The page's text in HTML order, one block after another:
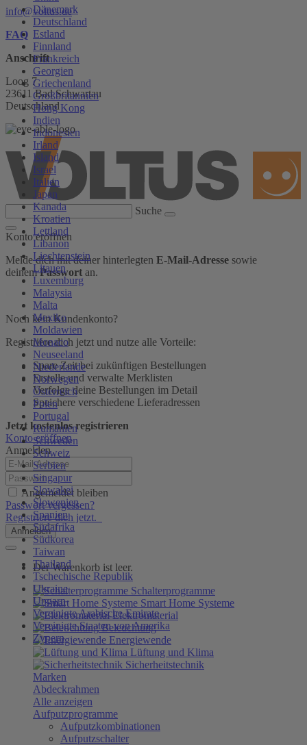
Dänemark
Deutschland
Estland
Finnland
Frankreich
Georgien
Griechenland
Großbritannien
Hong Kong
Indien
Indonesien
Irland
Island
Israel
Italien
Japan
Kanada
Kroatien
Lettland
Libanon
Liechtenstein
Litauen
Luxemburg
Malaysia
Malta
Mexiko
Moldawien
Monaco
Neuseeland
Niederlande
Norwegen
Österreich
Polen
Portugal
Rumänien
Schweden
Schweiz
Serbien
Singapur
Slowakei
Slowenien
Spanien
Südafrika
Südkorea
Taiwan
Thailand
Tschechische Republik
Ukraine
Ungarn
Vereinigte Arabische Emirate
Vereinigte Staaten von Amerika
Zypern
info@voltus.de
FAQ
Anschrift
Loog 7
23611 Bad Schwartau
Deutschland
Suche
Konto eröffnen
Melde dich mit deiner hinterlegten E-Mail-Adresse sowie
deinemPasswort an.
Noch kein Kundenkonto?
Registriere dich jetzt und nutze alle Vorteile:
Spare Zeit bei zukünftigen Bestellungen
Erstelle und verwalte Merklisten
Verfolge deine Bestellungen im Detail
Speichere verschiedene Lieferadressen
Jetzt kostenlos registrieren
Konto eröffnen
Anmelden
Angemeldet bleiben
Passwort vergessen?
Registriere dich jetzt.
Anmelden
Der Warenkorb ist leer.
Schalterprogramme
Smart Home Systeme
Elektromaterial
Beleuchtung
Energiewende
Lüftung und Klima
Sicherheitstechnik
Marken
Abdeckrahmen
Alle anzeigen
Aufputzprogramme
Aufputzkombinationen
Aufputzschalter